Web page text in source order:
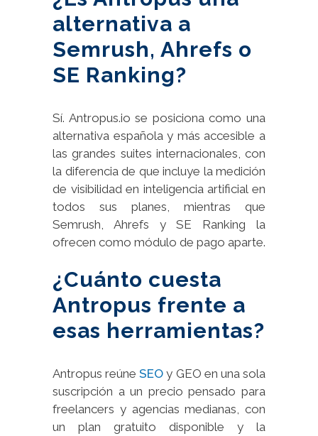
alternativa a
Semrush, Ahrefs o
SE Ranking?
Sí. Antropus.io se posiciona como una
alternativa española y más accesible a
las grandes suites internacionales, con
la diferencia de que incluye la medición
de visibilidad en inteligencia artificial en
todos sus planes, mientras que
Semrush, Ahrefs y SE Ranking la
ofrecen como módulo de pago aparte.
¿Cuánto cuesta
Antropus frente a
esas herramientas?
Antropus reúneSEO y GEO en una sola
suscripción a un precio pensado para
freelancers y agencias medianas, con
un plan gratuito disponible y la